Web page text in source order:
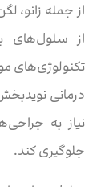
از جمله زانو،
از سلول‌های
تکنولوژی‌های
درمانی
نیاز به
جلوگیری کند.